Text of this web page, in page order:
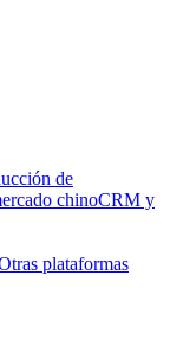
de
chinoCRM y
plataformas